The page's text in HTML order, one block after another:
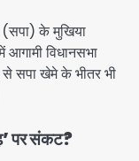
(सपा) के मुखिया
आगामी विधानसभा
से सपा खेमे के भीतर भी
पर संकट?